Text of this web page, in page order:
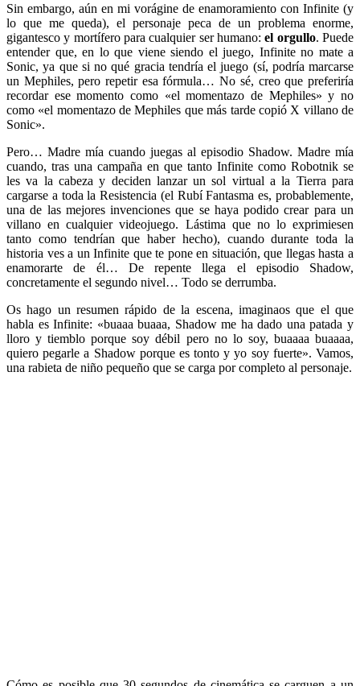
Sin embargo, aún en mi vorágine de enamoramiento con Infinite (y
lo que me queda), el personaje peca de un problema enorme,
gigantesco y mortífero para cualquier ser humano:el orgullo. Puede
entender que, en lo que viene siendo el juego, Infinite no mate a
Sonic, ya que si no qué gracia tendría el juego (sí, podría marcarse
un Mephiles, pero repetir esa fórmula… No sé, creo que preferiría
recordar ese momento como «el momentazo de Mephiles» y no
como «el momentazo de Mephiles que más tarde copió X villano de
Sonic».
Pero… Madre mía cuando juegas al episodio Shadow. Madre mía
cuando, tras una campaña en que tanto Infinite como Robotnik se
les va la cabeza y deciden lanzar un sol virtual a la Tierra para
cargarse a toda la Resistencia (el Rubí Fantasma es, probablemente,
una de las mejores invenciones que se haya podido crear para un
villano en cualquier videojuego. Lástima que no lo exprimiesen
tanto como tendrían que haber hecho), cuando durante toda la
historia ves a un Infinite que te pone en situación, que llegas hasta a
enamorarte de él… De repente llega el episodio Shadow,
concretamente el segundo nivel… Todo se derrumba.
Os hago un resumen rápido de la escena, imaginaos que el que
habla es Infinite: «buaaa buaaa, Shadow me ha dado una patada y
lloro y tiemblo porque soy débil pero no lo soy, buaaaa buaaaa,
quiero pegarle a Shadow porque es tonto y yo soy fuerte». Vamos,
una rabieta de niño pequeño que se carga por completo al personaje.